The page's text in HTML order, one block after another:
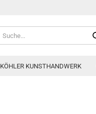
KÖHLER KUNSTHANDWERK